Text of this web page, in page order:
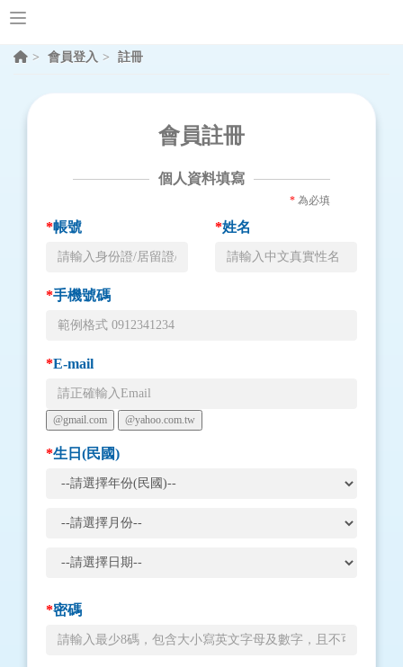
會員登入 註冊
會員註冊
個人資料填寫
* 為必填
*帳號 *姓名
*手機號碼
*E-mail
*生日(民國)
*密碼